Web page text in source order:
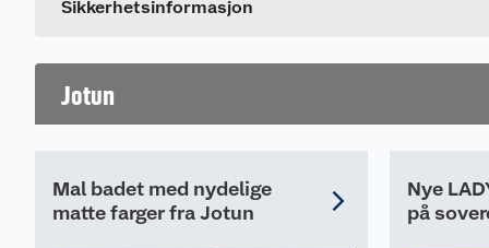
Sikkerhetsinformasjon
Jotun
Mal badet med nydelige
matte farger fra Jotun
Nye
på